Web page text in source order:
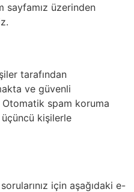
sayfamız üzerinden
tarafından
ve güvenli
Otomatik spam koruma
üçüncü kişilerle
için aşağıdaki e-